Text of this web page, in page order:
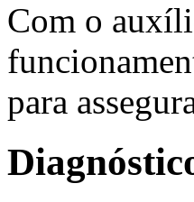
Com o
para